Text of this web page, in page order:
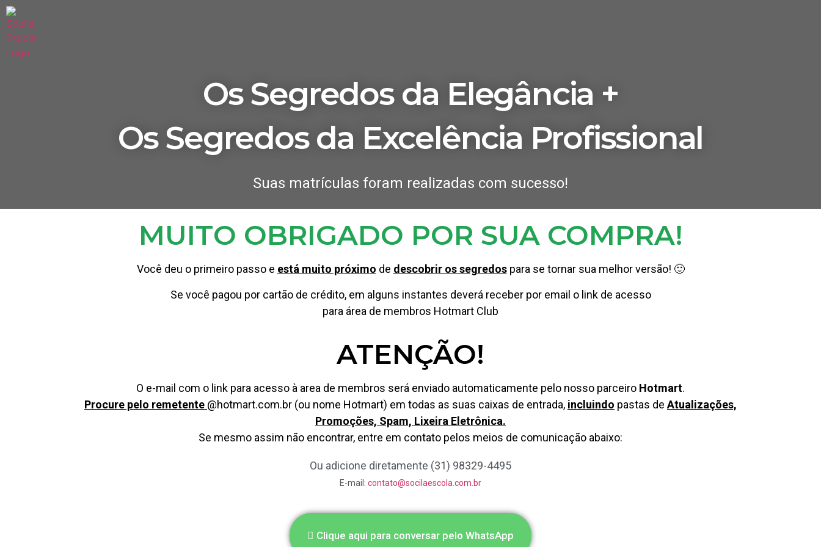
Os Segredos da Elegância +
Os Segredos da Excelência Profissional
Suas matrículas foram realizadas com sucesso!
MUITO OBRIGADO POR SUA COMPRA!
Você deu o primeiro passo e está muito próximo de descobrir os segredospara se tornar sua melhor versão! 🙂
Se você pagou por cartão de crédito, em alguns instantes deverá receber por email o link de acesso
para área de membros Hotmart Club
ATENÇÃO!
O e-mail com o link para acesso à area de membros será enviado automaticamente pelo nosso parceiro Hotmart.
Procure pelo remetente @hotmart.com.br (ou nome Hotmart) em todas as suas caixas de entrada, incluindo pastas de Atualizações,
Promoções, Spam, Lixeira Eletrônica.
Se mesmo assim não encontrar, entre em contato pelos meios de comunicação abaixo:
Ou adicione diretamente (31) 98329-4495
E-mail: contato@socilaescola.com.br
Clique aqui para conversar pelo WhatsApp